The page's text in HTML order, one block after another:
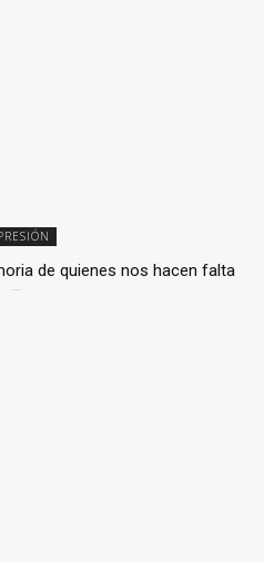
de quienes nos hacen falta